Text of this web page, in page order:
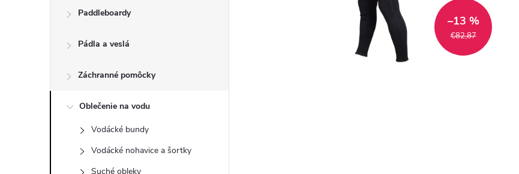
a
Paddleboardy
Pádla a veslá
Záchranné pomôcky
Oblečenie na vodu
Vodácké bundy
Vodácké nohavice a šortky
Suché obleky
€82,87
–13 %